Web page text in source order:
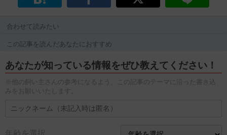
合わせて読みたい
この記事を読んだあなたにおすすめ
あなたが知っている情報をぜひ教えてください！
※他の飼い主さんの参考になるよう、この記事のテーマに沿った書き込
みをお願いいたします。